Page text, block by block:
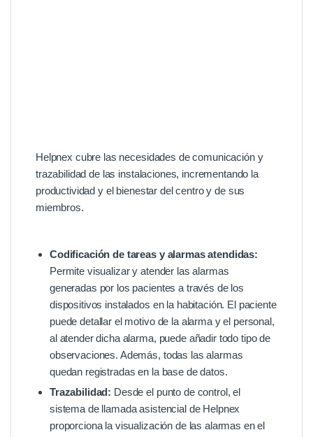
Helpnex cubre las necesidades de comunicación y
trazabilidad de las instalaciones, incrementando la
productividad y el bienestar del centro y de sus
miembros.
Codificación de tareas y alarmas atendidas:
Permite visualizar y atender las alarmas
generadas por los pacientes a través de los
dispositivos instalados en la habitación. El paciente
puede detallar el motivo de la alarma y el personal,
al atender dicha alarma, puede añadir todo tipo de
observaciones. Además, todas las alarmas
quedan registradas en la base de datos.
Trazabilidad: Desde el punto de control, el
sistema de llamada asistencial de Helpnex
proporciona la visualización de las alarmas en el